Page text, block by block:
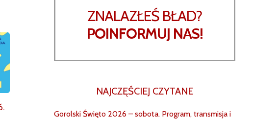
ZNALAZŁEŚ BŁAD?
POINFORMUJ NAS!
NAJCZĘŚCIEJ CZYTANE
Gorolski Święto 2026 – sobota. Program, transmisja i